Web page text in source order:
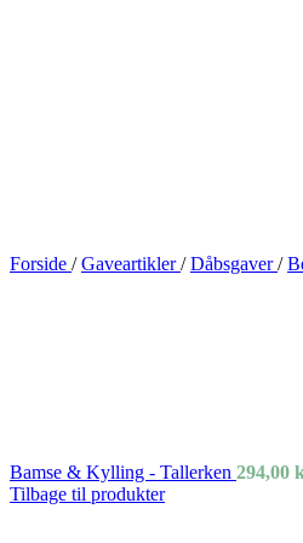
Forside / Gaveartikler/ Dåbsgaver/
Bamse & Kylling - Tallerken 294,00
Tilbage til produkter